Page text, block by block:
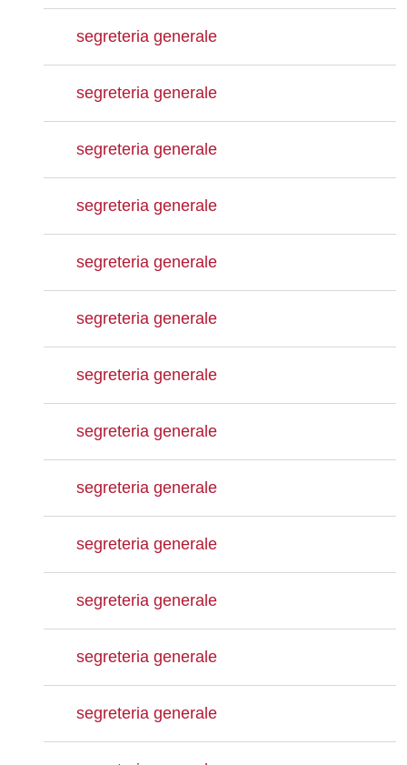
segreteria generale
segreteria generale
segreteria generale
segreteria generale
segreteria generale
segreteria generale
segreteria generale
segreteria generale
segreteria generale
segreteria generale
segreteria generale
segreteria generale
segreteria generale